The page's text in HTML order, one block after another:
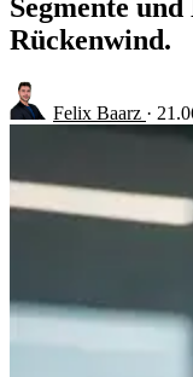
Segmente
Rückenwind.
Felix Baarz ·